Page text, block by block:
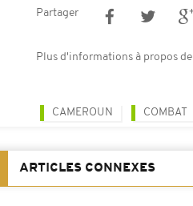
Partager
Plus d'informations à propos de
CAMEROUN COMBAT
ARTICLES CONNEXES